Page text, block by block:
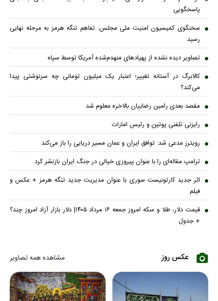
پاسخگویی
سخنگوی کمیسیون امنیت ملی مجلس: تفاهم تنگه هرمز به مرحله نهایی
رسید
تصاویر دیده نشده از پهپادهای منهدم‌شده آمریکا توسط سپاه
کالابرگ در آستانه تغییر؛ اعتبار یک میلیون تومانی چه سرنوشتی پیدا
می‌کند؟
مقصد بعدی رامین رضاییان بالاخره معلوم شد
رایزنی تلفنی پوتین و رئیس امارات
رویترز مدعی شد: توافق ایران و عمان مسیر دریایی را باز می‌کند
ترامپ مقاله‌ای را با عنوان پیروزی خیالی در جنگ ایران بازنشر کرد
اثر جدید کارتونیست سوری با عنوان مدیریت جدید تنگه هرمز + عکس و
فیلم
قیمت دلار، طلا و سکه امروز جمعه ۱۶ مرداد ۱۴۰۵| دلار بازار آزاد امروز چند؟
+ جدول
عکس روز مشاهده همه تصاویر